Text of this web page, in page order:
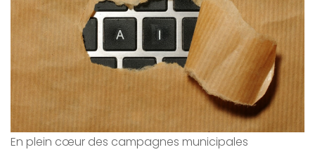
En plein cœur des campagnes municipales